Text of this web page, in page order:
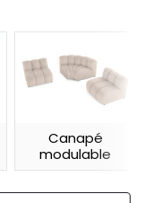
dans
Canapé
modulable